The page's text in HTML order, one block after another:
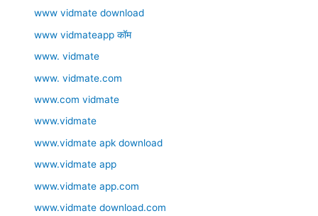
www vidmate download
www vidmateapp कॉम
www. vidmate
www. vidmate.com
www.com vidmate
www.vidmate
www.vidmate apk download
www.vidmate app
www.vidmate app.com
www.vidmate download.com